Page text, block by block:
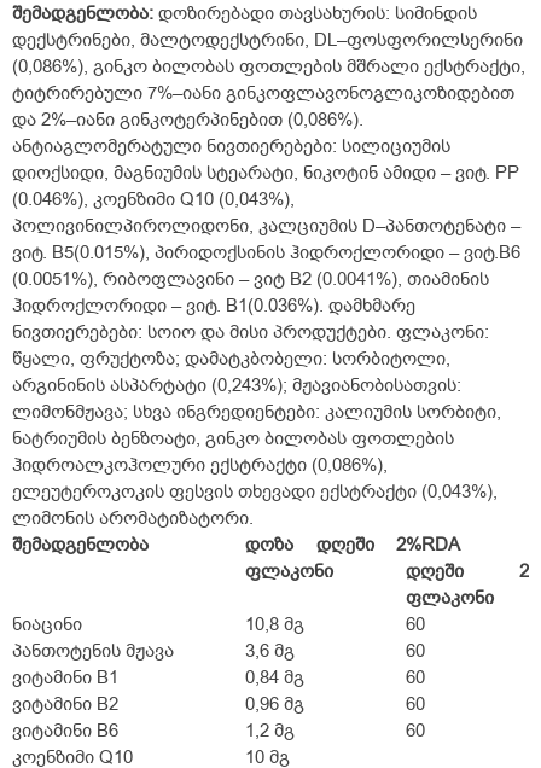
შემადგენლობა: დოზირებადი თავსახურის: სიმინდის
დექსტრინები, მალტოდექსტრინი, DL–ფოსფორილსერინი
(0,086%), გინკო ბილობას ფოთლების მშრალი ექსტრაქტი,
ტიტრირებული 7%–იანი გინკოფლავონოგლიკოზიდებით
და 2%–იანი გინკოტერპინებით (0,086%).
ანტიაგლომერატული ნივთიერებები: სილიციუმის
დიოქსიდი, მაგნიუმის სტეარატი, ნიკოტინ ამიდი – ვიტ. PP
(0.046%), კოენზიმი Q10 (0,043%),
პოლივინილპიროლიდონი, კალციუმის D–პანთოტენატი –
ვიტ. B5(0.015%), პირიდოქსინის ჰიდროქლორიდი – ვიტ.B6
(0.0051%), რიბოფლავინი – ვიტ B2 (0.0041%), თიამინის
ჰიდროქლორიდი – ვიტ. B1(0.036%). დამხმარე
ნივთიერებები: სოიო და მისი პროდუქტები. ფლაკონი:
წყალი, ფრუქტოზა; დამატკბობელი: სორბიტოლი,
არგინინის ასპარტატი (0,243%); მჟავიანობისათვის:
ლიმონმჟავა; სხვა ინგრედიენტები: კალიუმის სორბიტი,
ნატრიუმის ბენზოატი, გინკო ბილობას ფოთლების
ჰიდროალკოჰოლური ექსტრაქტი (0,086%),
ელეუტეროკოკის ფესვის თხევადი ექსტრაქტი (0,043%),
ლიმონის არომატიზატორი.
შემადგენლობა
დოზა დღეში 2
ფლაკონი
%RDA
დღეში 2
ფლაკონი
ნიაცინი
10,8 მგ
60
პანთოტენის მჟავა
3,6 მგ
60
ვიტამინი B1 0,84 მგ
60
ვიტამინი B2 0,96 მგ
60
ვიტამინი B6 1,2 მგ
60
კოენზიმი Q10
10 მგ